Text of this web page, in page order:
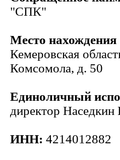
"СПК"
Место
Кемеровская
Комсомола, д. 50
Единоличный
директор
ИНН: 4214012882